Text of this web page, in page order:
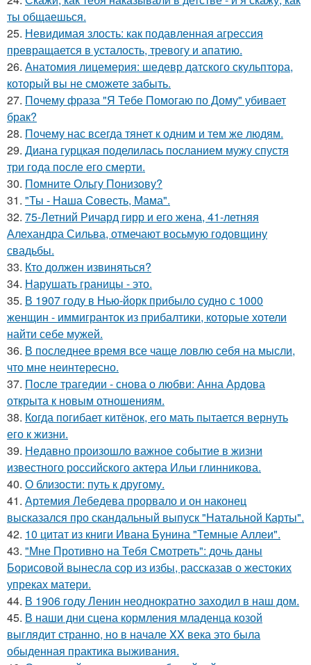
ты общаешься.
25. Невидимая злость: как подавленная агрессия
превращается в усталость, тревогу и апатию.
26. Анатомия лицемерия: шедевр датского скульптора,
который вы не сможете забыть.
27. Почему фраза "Я Тебе Помогаю по Дому" убивает
брак?
28. Почему нас всегда тянет к одним и тем же людям.
29. Диана гурцкая поделилась посланием мужу спустя
три года после его смерти.
30. Помните Ольгу Понизову?
31. "Ты - Наша Совесть, Мама".
32. 75-Летний Ричард гирр и его жена, 41-летняя
Алехандра Сильва, отмечают восьмую годовщину
свадьбы.
33. Кто должен извиняться?
34. Нарушать границы - это.
35. В 1907 году в Нью-йорк прибыло судно с 1000
женщин - иммигранток из прибалтики, которые хотели
найти себе мужей.
36. В последнее время все чаще ловлю себя на мысли,
что мне неинтересно.
37. После трагедии - снова о любви: Анна Ардова
открыта к новым отношениям.
38. Когда погибает китёнок, его мать пытается вернуть
его к жизни.
39. Недавно произошло важное событие в жизни
известного российского актера Ильи глинникова.
40. О близости: путь к другому.
41. Артемия Лебедева прорвало и он наконец
высказался про скандальный выпуск "Натальной Карты".
42. 10 цитат из книги Ивана Бунина "Темные Аллеи".
43. "Мне Противно на Тебя Смотреть": дочь даны
Борисовой вынесла сор из избы, рассказав о жестоких
упреках матери.
44. В 1906 году Ленин неоднократно заходил в наш дом.
45. В наши дни сцена кормления младенца козой
выглядит странно, но в начале XX века это была
обыденная практика выживания.